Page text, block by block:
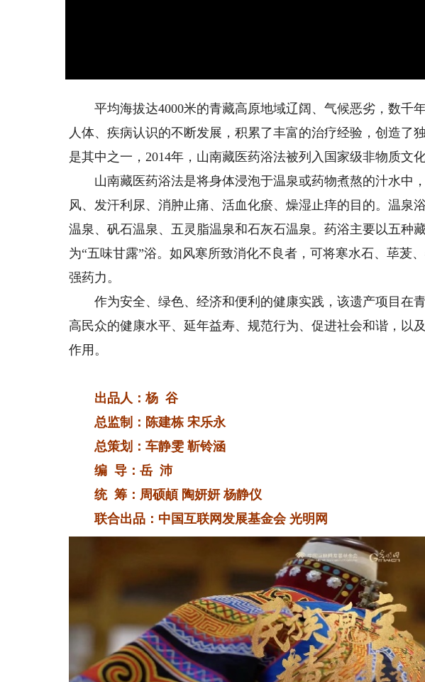
平均海拔达4000米的青藏高原地域辽阔、气候恶劣，数千年
人体、疾病认识的不断发展，积累了丰富的治疗经验，创造了
是其中之一，2014年，山南藏医药浴法被列入国家级非物质文
山南藏医药浴法是将身体浸泡于温泉或药物煮熬的汁水中
风、发汗利尿、消肿止痛、活血化瘀、燥湿止痒的目的。温泉
温泉、矾石温泉、五灵脂温泉和石灰石温泉。药浴主要以五种
为“五味甘露”浴。如风寒所致消化不良者，可将寒水石、荜茇
强药力。
作为安全、绿色、经济和便利的健康实践，该遗产项目在
高民众的健康水平、延年益寿、规范行为、促进社会和谐，以
作用。
出品人：杨 谷
总监制：陈建栋 宋乐永
总策划：车静雯 靳铃涵
编 导：岳 沛
统 筹：周硕頔 陶妍妍 杨静仪
联合出品：中国互联网发展基金会 光明网